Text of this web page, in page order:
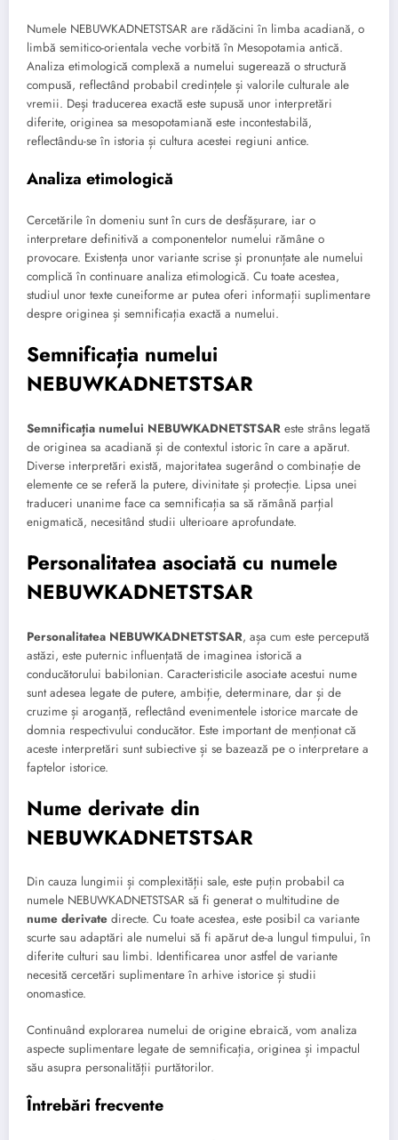
Numele NEBUWKADNETSTSAR are rădăcini în limba acadiană, o
limbă semitico-orientala veche vorbită în Mesopotamia antică.
Analiza etimologică complexă a numelui sugerează o structură
compusă, reflectând probabil credințele și valorile culturale ale
vremii. Deși traducerea exactă este supusă unor interpretări
diferite, originea sa mesopotamiană este incontestabilă,
reflectându-se în istoria și cultura acestei regiuni antice.
Analiza etimologică
Cercetările în domeniu sunt în curs de desfășurare, iar o
interpretare definitivă a componentelor numelui rămâne o
provocare. Existența unor variante scrise și pronunțate ale numelui
complică în continuare analiza etimologică. Cu toate acestea,
studiul unor texte cuneiforme ar putea oferi informații suplimentare
despre originea și semnificația exactă a numelui.
Semnificația numelui
NEBUWKADNETSTSAR
Semnificația numelui NEBUWKADNETSTSAR este strâns legată
de originea sa acadiană și de contextul istoric în care a apărut.
Diverse interpretări există, majoritatea sugerând o combinație de
elemente ce se referă la putere, divinitate și protecție. Lipsa unei
traduceri unanime face ca semnificația sa să rămână parțial
enigmatică, necesitând studii ulterioare aprofundate.
Personalitatea asociată cu numele
NEBUWKADNETSTSAR
Personalitatea NEBUWKADNETSTSAR, așa cum este percepută
astăzi, este puternic influențată de imaginea istorică a
conducătorului babilonian. Caracteristicile asociate acestui nume
sunt adesea legate de putere, ambiție, determinare, dar și de
cruzime și aroganță, reflectând evenimentele istorice marcate de
domnia respectivului conducător. Este important de menționat că
aceste interpretări sunt subiective și se bazează pe o interpretare a
faptelor istorice.
Nume derivate din
NEBUWKADNETSTSAR
Din cauza lungimii și complexității sale, este puțin probabil ca
numele NEBUWKADNETSTSAR să fi generat o multitudine de
nume derivate directe. Cu toate acestea, este posibil ca variante
scurte sau adaptări ale numelui să fi apărut de-a lungul timpului, în
diferite culturi sau limbi. Identificarea unor astfel de variante
necesită cercetări suplimentare în arhive istorice și studii
onomastice.
Continuând explorarea numelui de origine ebraică, vom analiza
aspecte suplimentare legate de semnificația, originea și impactul
său asupra personalității purtătorilor.
Întrebări frecvente